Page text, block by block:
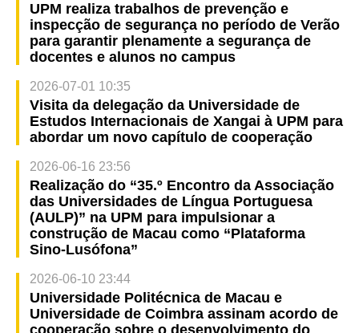
UPM realiza trabalhos de prevenção e
inspecção de segurança no período de Verão
para garantir plenamente a segurança de
docentes e alunos no campus
2026-07-01 10:35
Visita da delegação da Universidade de
Estudos Internacionais de Xangai à UPM para
abordar um novo capítulo de cooperação
2026-06-16 23:56
Realização do “35.º Encontro da Associação
das Universidades de Língua Portuguesa
(AULP)” na UPM para impulsionar a
construção de Macau como “Plataforma
Sino-Lusófona”
2026-06-10 23:44
Universidade Politécnica de Macau e
Universidade de Coimbra assinam acordo de